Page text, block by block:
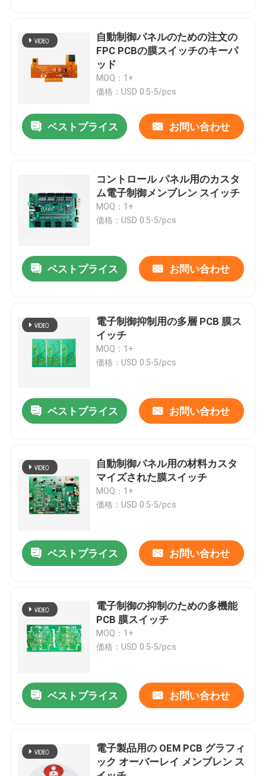
製品
ビデオ
VRショー
会社案内
お問い合わせ
膜スイッチ パネル
自動制御パネルのための注文の
FPC PCBの膜スイッチのキーパ
ッド
MOQ：1+
価格：USD 0.5-5/pcs
ベストプライス お問い合わせ
コントロール パネル用のカスタ
ム電子制御メンブレン スイッチ
MOQ：1+
価格：USD 0.5-5/pcs
ベストプライス お問い合わせ
電子制御抑制用の多層 PCB 膜ス
イッチ
MOQ：1+
価格：USD 0.5-5/pcs
ベストプライス お問い合わせ
自動制御パネル用の材料カスタ
マイズされた膜スイッチ
MOQ：1+
価格：USD 0.5-5/pcs
ベストプライス お問い合わせ
電子制御の抑制のための多機能
PCB 膜スイッチ
MOQ：1+
価格：USD 0.5-5/pcs
ベストプライス お問い合わせ
電子製品用の OEM PCB グラフィ
ック オーバーレイ メンブレン ス